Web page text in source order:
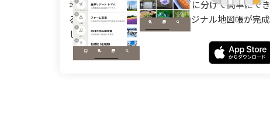
地図のブックマークをフォルダに分けて簡単にでき
るアプリです。自分だけのオリジナル地図帳が完成
します。